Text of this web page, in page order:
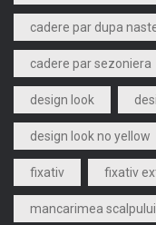
cadere par dupa
cadere par sezoniera
design look
design look no yellow
fixativ fixativ
mancarimea scalpului